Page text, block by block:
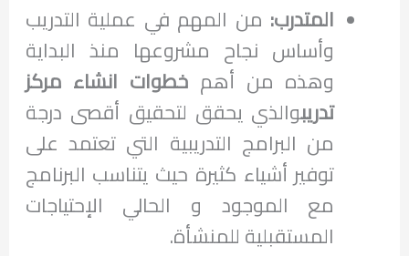
المتدرب: من المهم في عملية التدريب
وأساس نجاح مشروعها منذ البداية
وهذه من أهم خطوات انشاء مركز
تدريبوالذي يحقق لتحقيق أقصى درجة
من البرامج التدريبية التي تعتمد على
توفير أشياء كثيرة حيث يتناسب البرنامج
مع الموجود و الحالي الإحتياجات
المستقبلية للمنشأة.